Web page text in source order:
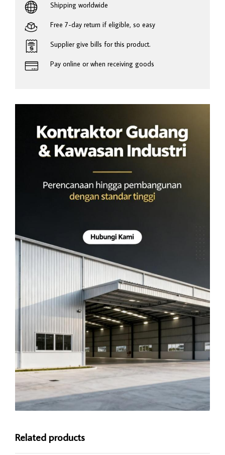
Shipping worldwide
Free 7-day return if eligible, so easy
Supplier give bills for this product.
Pay online or when receiving goods
Related products